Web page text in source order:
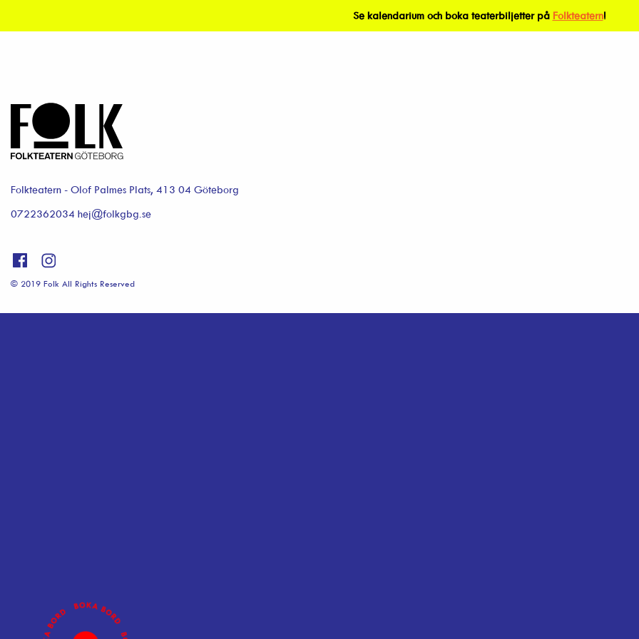
Se kalendarium och boka teaterbiljetter på Folkteatern!
Folkteatern - Olof Palmes Plats, 413 04 Göteborg
0722362034 hej@folkgbg.se
© 2019 Folk All Rights Reserved